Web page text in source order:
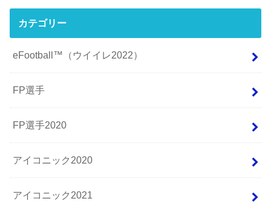
カテゴリー
eFootball™（ウイイレ2022）
FP選手
FP選手2020
アイコニック2020
アイコニック2021